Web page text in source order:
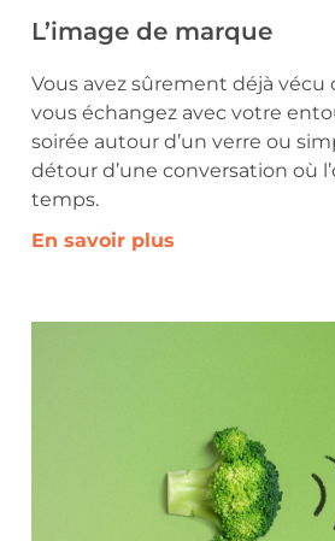
L’image de marque
Vous avez sûrement déjà vécu
vous échangez avec votre
soirée autour d’un verre ou
détour d’une conversation où
temps.
En savoir plus